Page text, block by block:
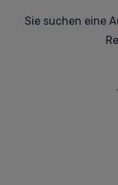
Sie suchen eine